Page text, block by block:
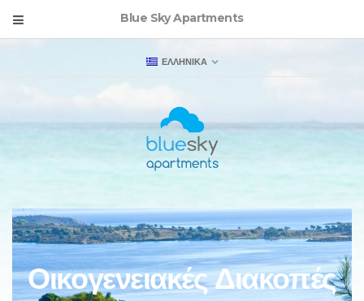
Blue Sky Apartments
ΕΛΛΗΝΙΚΑ
Οικογενειακές Διακοπές